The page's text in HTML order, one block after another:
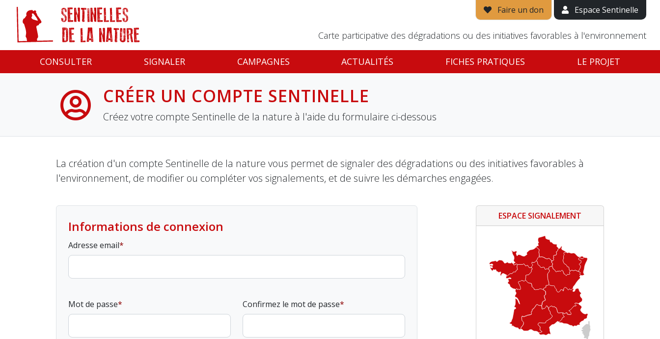
Faire un don Espace Sentinelle
Carte participative des dégradations ou des initiatives favorables à l'environnement
CONSULTER SIGNALER CAMPAGNES ACTUALITÉS FICHES PRATIQUES LE PROJET
CRÉER UN COMPTE SENTINELLE
Créez votre compte Sentinelle de la nature à l'aide du formulaire ci-dessous
La création d'un compte Sentinelle de la nature vous permet de signaler des dégradations ou des initiatives favorables à
l'environnement, de modifier ou compléter vos signalements, et de suivre les démarches engagées.
Informations de connexion
Adresse email
Mot de passe Confirmez le mot de passe
ESPACE SIGNALEMENT
Panneau de gestion des cookies